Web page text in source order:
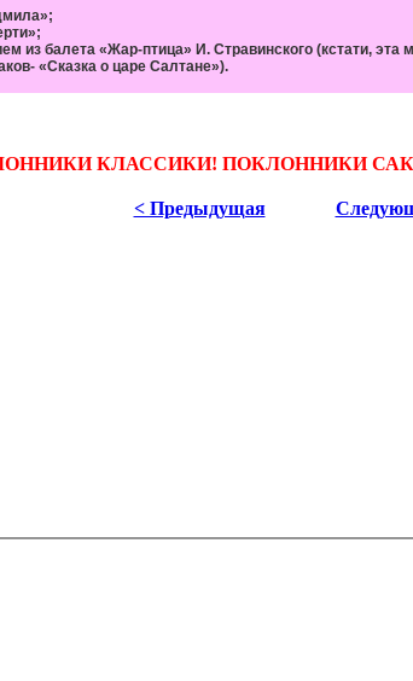
из балета «Жар-птица» И. Стравинского (кстати,
«Сказка о царе Салтане»).
КЛАССИКИ! ПОКЛОННИКИ
< Предыдущая